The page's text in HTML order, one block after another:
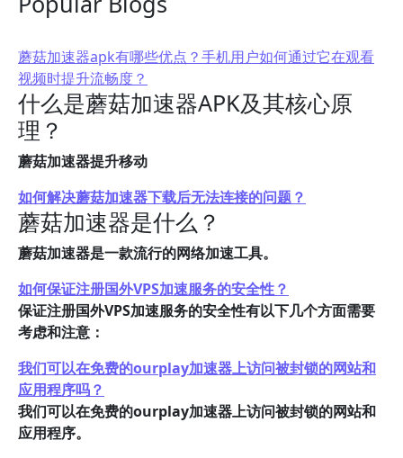
蘑菇加速器apk有哪些优点？手机用户如何通过它在观看
视频时提升流畅度？
什么是蘑菇加速器APK及其核心原
理？
蘑菇加速器提升移动
如何解决蘑菇加速器下载后无法连接的问题？
蘑菇加速器是什么？
蘑菇加速器是一款流行的网络加速工具。
如何保证注册国外VPS加速服务的安全性？
保证注册国外VPS加速服务的安全性有以下几个方面需要
考虑和注意：
我们可以在免费的ourplay加速器上访问被封锁的网站和
应用程序吗？
我们可以在免费的ourplay加速器上访问被封锁的网站和
应用程序。